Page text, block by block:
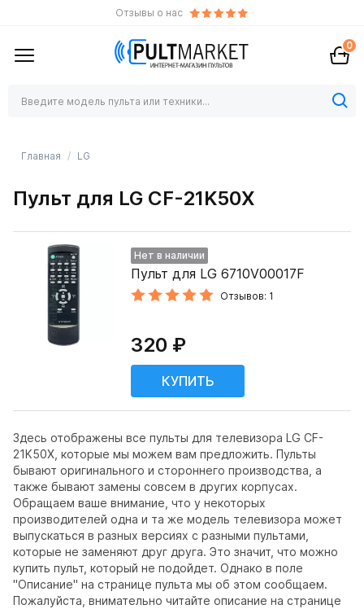
Отзывы о нас
0
Главная LG
Пульт для LG CF-21K50X
Здесь отображены все пульты для телевизора LG CF-
21K50X, которые мы можем вам предложить. Пульты
бывают оригинального и стороннего производства, а
также бывают замены совсем в других корпусах.
Обращаем ваше внимание, что у некоторых
производителей одна и та же модель телевизора может
выпускаться в разных версиях с разными пультами,
которые не заменяют друг друга. Это значит, что можно
купить пульт, который не подойдет. Однако в поле
"Описание" на странице пульта мы об этом сообщаем.
Пожалуйста, внимательно читайте описание на странице
Нет в наличии
Пульт для LG 6710V00017F
Отзывов: 1
320 ₽